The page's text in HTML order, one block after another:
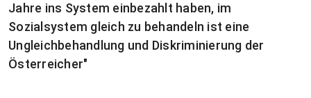
Jahre ins System einbezahlt haben, im
Sozialsystem gleich zu behandeln ist eine
Ungleichbehandlung und Diskriminierung der
Österreicher"